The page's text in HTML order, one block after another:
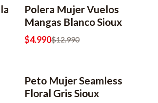
-62% OFF
2x6990
Polera Mujer Vuelos
Mangas Blanco Sioux
$4.990$12.990
-50% OFF
2x6990
Peto Mujer Seamless
Floral Gris Sioux